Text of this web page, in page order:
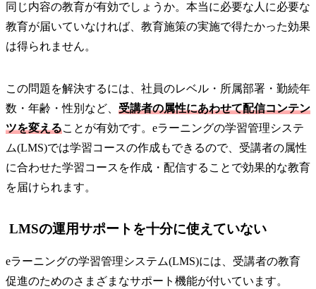
同じ内容の教育が有効でしょうか。本当に必要な人に必要な
教育が届いていなければ、教育施策の実施で得たかった効果
は得られません。
この問題を解決するには、社員のレベル・所属部署・勤続年
数・年齢・性別など、 受講者の属性にあわせて配信コンテン
ツを変えることが有効です。eラーニングの学習管理システ
ム(LMS)では学習コースの作成もできるので、受講者の属性
に合わせた学習コースを作成・配信することで効果的な教育
を届けられます。
LMSの運用サポートを十分に使えていない
eラーニングの学習管理システム(LMS)には、受講者の教育
促進のためのさまざまなサポート機能が付いています。